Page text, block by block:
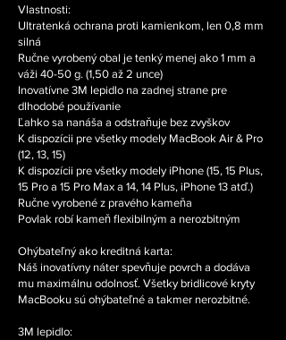
Vlastnosti:
Ultratenká ochrana proti kamienkom, len 0,8 mm
silná
Ručne vyrobený obal je tenký menej ako 1 mm a
váži 40-50 g. (1,50 až 2 unce)
Inovatívne 3M lepidlo na zadnej strane pre
dlhodobé používanie
Ľahko sa nanáša a odstraňuje bez zvyškov
K dispozícii pre všetky modely MacBook Air & Pro
(12, 13, 15)
K dispozícii pre všetky modely iPhone (15, 15 Plus,
15 Pro a 15 Pro Max a 14, 14 Plus, iPhone 13 atď.)
Ručne vyrobené z pravého kameňa
Povlak robí kameň flexibilným a nerozbitným
Ohýbateľný ako kreditná karta:
Náš inovatívny náter spevňuje povrch a dodáva
mu maximálnu odolnosť. Všetky bridlicové kryty
MacBooku sú ohýbateľné a takmer nerozbitné.
3M lepidlo: